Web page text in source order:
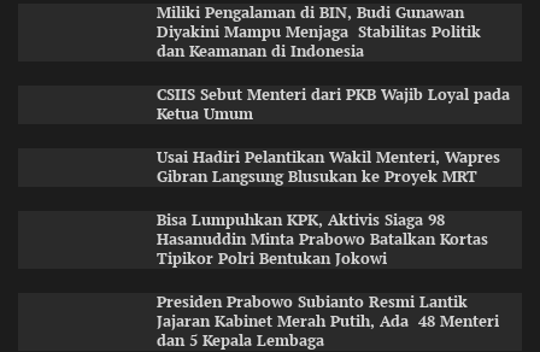
Miliki Pengalaman di BIN, Budi Gunawan
Diyakini Mampu Menjaga Stabilitas Politik
dan Keamanan di Indonesia
CSIIS Sebut Menteri dari PKB Wajib Loyal pada
Ketua Umum
Usai Hadiri Pelantikan Wakil Menteri, Wapres
Gibran Langsung Blusukan ke Proyek MRT
Bisa Lumpuhkan KPK, Aktivis Siaga 98
Hasanuddin Minta Prabowo Batalkan Kortas
Tipikor Polri Bentukan Jokowi
Presiden Prabowo Subianto Resmi Lantik
Jajaran Kabinet Merah Putih, Ada 48 Menteri
dan 5 Kepala Lembaga